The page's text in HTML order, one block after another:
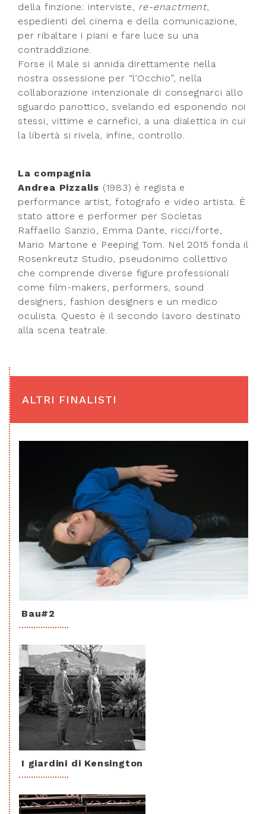
della finzione: interviste, re-enactment,
espedienti del cinema e della comunicazione,
per ribaltare i piani e fare luce su una
contraddizione.
Forse il Male si annida direttamente nella
nostra ossessione per “l’Occhio”, nella
collaborazione intenzionale di consegnarci allo
sguardo panottico, svelando ed esponendo noi
stessi, vittime e carnefici, a una dialettica in cui
la libertà si rivela, infine, controllo.
La compagnia
Andrea Pizzalis (1983) è regista e
performance artist, fotografo e video artista. È
stato attore e performer per Socìetas
Raffaello Sanzio, Emma Dante, ricci/forte,
Mario Martone e Peeping Tom. Nel 2015 fonda il
Rosenkreutz Studio, pseudonimo collettivo
che comprende diverse figure professionali
come film-makers, performers, sound
designers, fashion designers e un medico
oculista. Questo è il secondo lavoro destinato
alla scena teatrale.
ALTRI FINALISTI
Bau#2
I giardini di Kensington